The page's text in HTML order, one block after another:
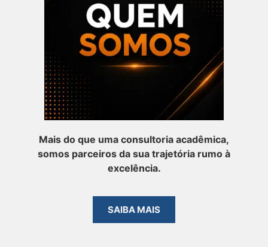
Mais do que uma consultoria acadêmica,
somos parceiros da sua trajetória rumo à
excelência.
SAIBA MAIS